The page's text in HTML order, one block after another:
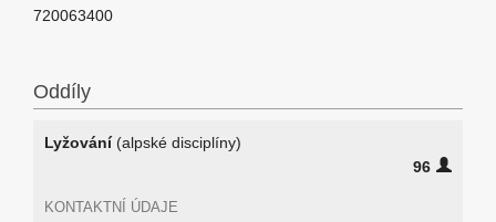
720063400
Oddíly
Lyžování(alpské disciplíny)
96
KONTAKTNÍ ÚDAJE